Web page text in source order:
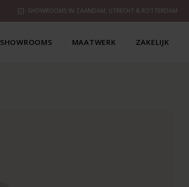
SHOWROOMS IN ZAANDAM, UTRECHT & ROTTERDAM
SHOWROOMS MAATWERK ZAKELIJK